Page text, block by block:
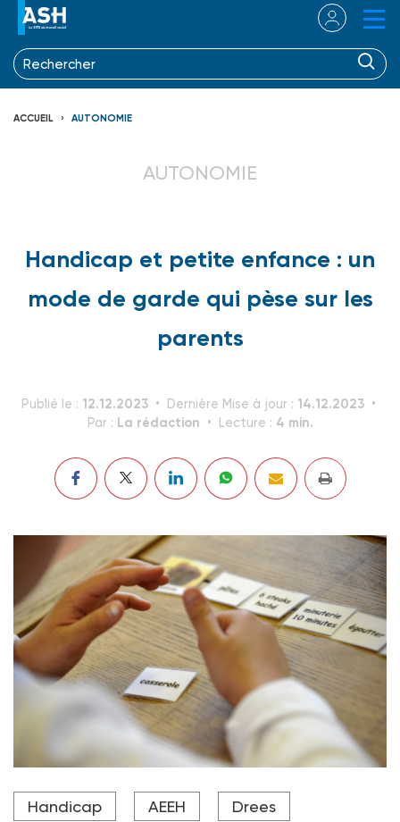
ACCUEIL AUTONOMIE
AUTONOMIE
Handicap et petite enfance : un
mode de garde qui pèse sur les
parents
Publié le : 12.12.2023 Dernière Mise à jour : 14.12.2023
Par : La rédaction Lecture : 4 min.
La scolarisation des enfants âgés de 3 ans est
nettement moins fréquente pour les petits en
Handicap AEEH Drees